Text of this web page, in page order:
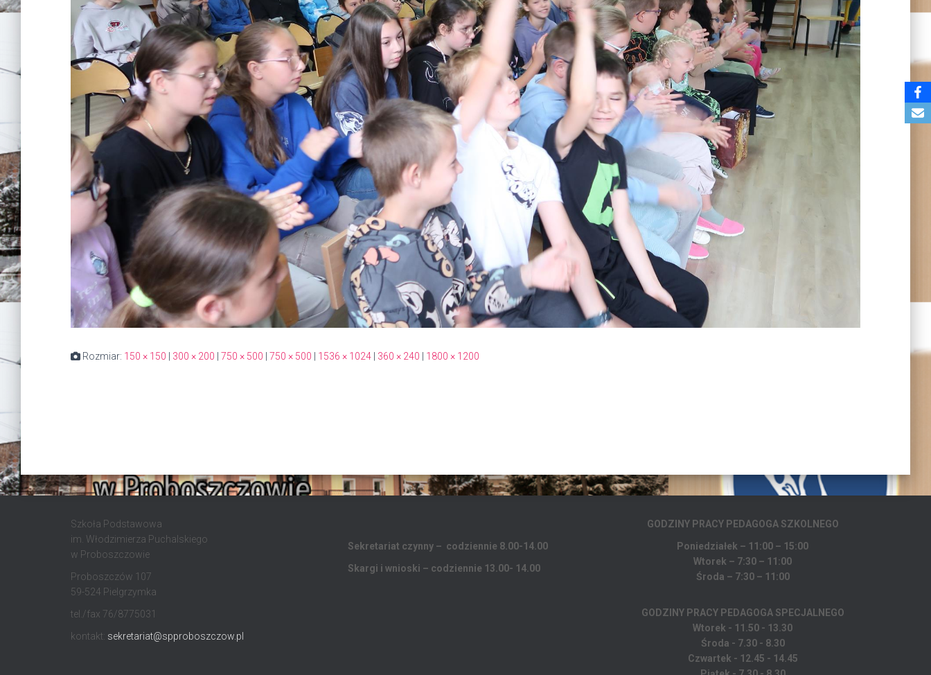
Rozmiar: 150 × 150 300 × 200 750 × 500 750 × 500 1536 × 1024 360 × 240 1800 × 1200
Szkoła Podstawowa
im. Włodzimierza Puchalskiego
w Proboszczowie
Proboszczów 107
59-524 Pielgrzymka
tel./fax 76/8775031
kontakt: sekretariat@spproboszczow.pl
Sekretariat czynny – codziennie 8.00-14.00
Skargi i wnioski – codziennie 13.00- 14.00
GODZINY PRACY PEDAGOGA SZKOLNEGO
Poniedziałek – 11:00 – 15:00
Wtorek – 7:30 – 11:00
Środa – 7:30 – 11:00
GODZINY PRACY PEDAGOGA SPECJALNEGO
Wtorek - 11.50 - 13.30
Środa - 7.30 - 8.30
Czwartek - 12.45 - 14.45